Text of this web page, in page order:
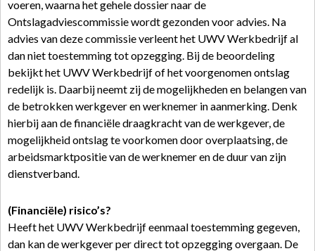
voeren, waarna het gehele dossier naar de
Ontslagadviescommissie wordt gezonden voor advies. Na
advies van deze commissie verleent het UWV Werkbedrijf al
dan niet toestemming tot opzegging. Bij de beoordeling
bekijkt het UWV Werkbedrijf of het voorgenomen ontslag
redelijk is. Daarbij neemt zij de mogelijkheden en belangen van
de betrokken werkgever en werknemer in aanmerking. Denk
hierbij aan de financiële draagkracht van de werkgever, de
mogelijkheid ontslag te voorkomen door overplaatsing, de
arbeidsmarktpositie van de werknemer en de duur van zijn
dienstverband.
(Financiële) risico’s?
Heeft het UWV Werkbedrijf eenmaal toestemming gegeven,
dan kan de werkgever per direct tot opzegging overgaan. De